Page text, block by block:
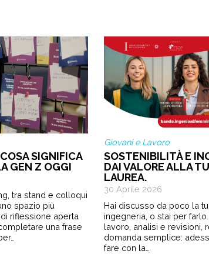
SIGNIFICA
GEN Z OGGI
tra stand e colloqui
spazio più
riflessione aperta
una frase
Giovani e Lavoro
SOSTENIBILITÀ E
DAI VALORE ALLA
LAUREA.
30 Aprile 2026
Hai discusso da poco la
ingegneria, o stai per
lavoro, analisi e revisioni,
domanda semplice:
fare con la…